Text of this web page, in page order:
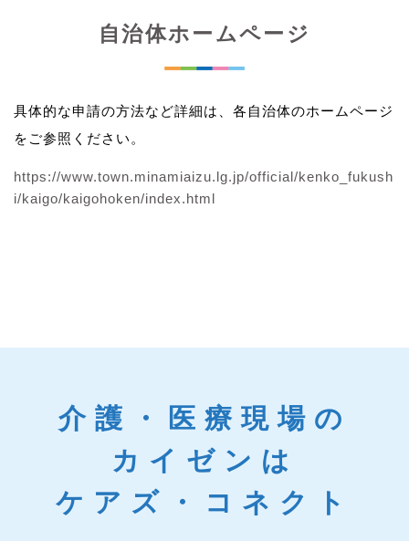
自治体ホームページ
具体的な申請の方法など詳細は、各自治体のホームページ
をご参照ください。
https://www.town.minamiaizu.lg.jp/official/kenko_fukush
i/kaigo/kaigohoken/index.html
介護・医療現場の
カイゼンは
ケアズ・コネクト